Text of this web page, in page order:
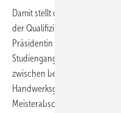
Damit stellt der Studiengang
der Qualifizierungsprobleme
Präsidentin Prof. Dr. Edeltraud
Studiengang HEAT macht die
zwischen beruflicher und
Handwerksgesellen sowohl
Meisterabschluss erlangen